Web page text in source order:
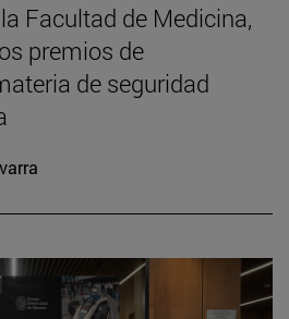
Facultad de Medicina,
premios de
de seguridad